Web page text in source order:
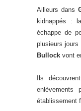
Ailleurs dans
kidnappés :
échappe de
plusieurs
Bullock vont
Ils
enlèvements
établissement